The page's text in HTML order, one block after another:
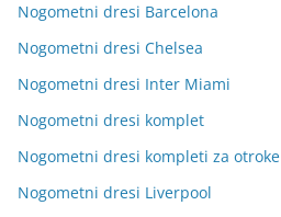
Nogometni dresi Barcelona
Nogometni dresi Chelsea
Nogometni dresi Inter Miami
Nogometni dresi komplet
Nogometni dresi kompleti za otroke
Nogometni dresi Liverpool